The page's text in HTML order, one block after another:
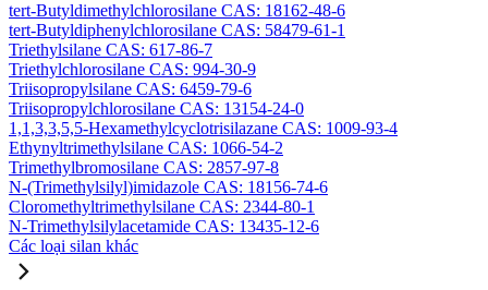
tert-Butyldimethylchlorosilane CAS: 18162-48-6
tert-Butyldiphenylchlorosilane CAS: 58479-61-1
Triethylsilane CAS: 617-86-7
Triethylchlorosilane CAS: 994-30-9
Triisopropylsilane CAS: 6459-79-6
Triisopropylchlorosilane CAS: 13154-24-0
1,1,3,3,5,5-Hexamethylcyclotrisilazane CAS: 1009-93-4
Ethynyltrimethylsilane CAS: 1066-54-2
Trimethylbromosilane CAS: 2857-97-8
N-(Trimethylsilyl)imidazole CAS: 18156-74-6
Cloromethyltrimethylsilane CAS: 2344-80-1
N-Trimethylsilylacetamide CAS: 13435-12-6
Các loại silan khác